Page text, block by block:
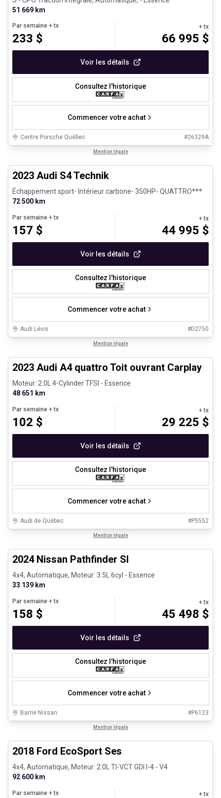
51 669 km
Par semaine + tx
233 $
+ tx
66 995 $
Voir les détails
Consultez l'historique
Commencer votre achat
Centre Porsche Québec #26329A
Mention légale
Véhicules d'occasion certifiés
2023 Audi S4 Technik
Échappement sport- Intérieur carbone- 350HP- QUATTRO***
72 500 km
Par semaine + tx
157 $
+ tx
44 995 $
Voir les détails
Consultez l'historique
Commencer votre achat
Audi Lévis #D2750
Mention légale
Véhicules d'occasion certifiés
2023 Audi A4 quattro Toit ouvrant Carplay
Moteur: 2.0L 4-Cylinder TFSI - Essence
48 651 km
Par semaine + tx
102 $
+ tx
29 225 $
Voir les détails
Consultez l'historique
Commencer votre achat
Audi de Québec #P5552
Mention légale
Véhicules d'occasion certifiés
2024 Nissan Pathfinder Sl
4x4, Automatique, Moteur: 3.5L 6cyl - Essence
33 139 km
Par semaine + tx
158 $
+ tx
45 498 $
Voir les détails
Consultez l'historique
Commencer votre achat
Barrie Nissan #P6123
Mention légale
2018 Ford EcoSport Ses
4x4, Automatique, Moteur: 2.0L TI-VCT GDI I-4 - V4
92 600 km
Par semaine + tx + tx